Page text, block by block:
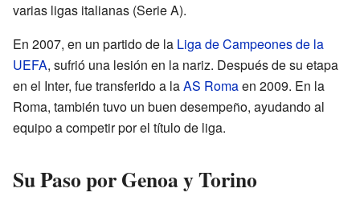
varias ligas italianas (Serie A).
En 2007, en un partido de la Liga de Campeones de la
UEFA, sufrió una lesión en la nariz. Después de su etapa
en el Inter, fue transferido a laAS Romaen 2009. En la
Roma, también tuvo un buen desempeño, ayudando al
equipo a competir por el título de liga.
Su Paso por Genoa y Torino